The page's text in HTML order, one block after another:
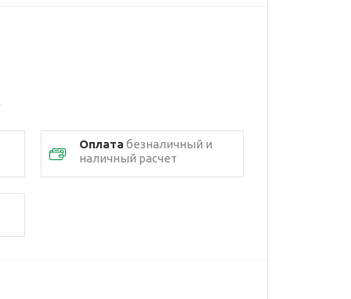
Оплата безналичный и
наличный расчет